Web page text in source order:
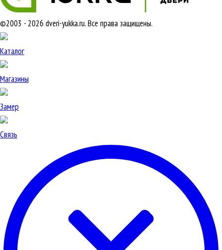
©2003 - 2026 dveri-yukka.ru. Все права защищены.
Каталог
Магазины
Замер
Связь